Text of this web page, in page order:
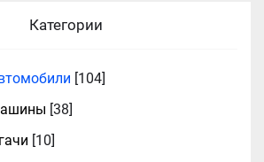
Категории
[104]
[38]
[10]